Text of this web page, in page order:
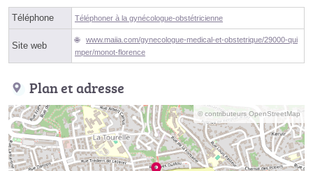
Téléphone Téléphoner à la gynécologue-obstétricienne
Site web
www.maiia.com/gynecologue-medical-et-obstetrique/29000-qui
mper/monot-florence
Plan et adresse
© contributeurs OpenStreetMap